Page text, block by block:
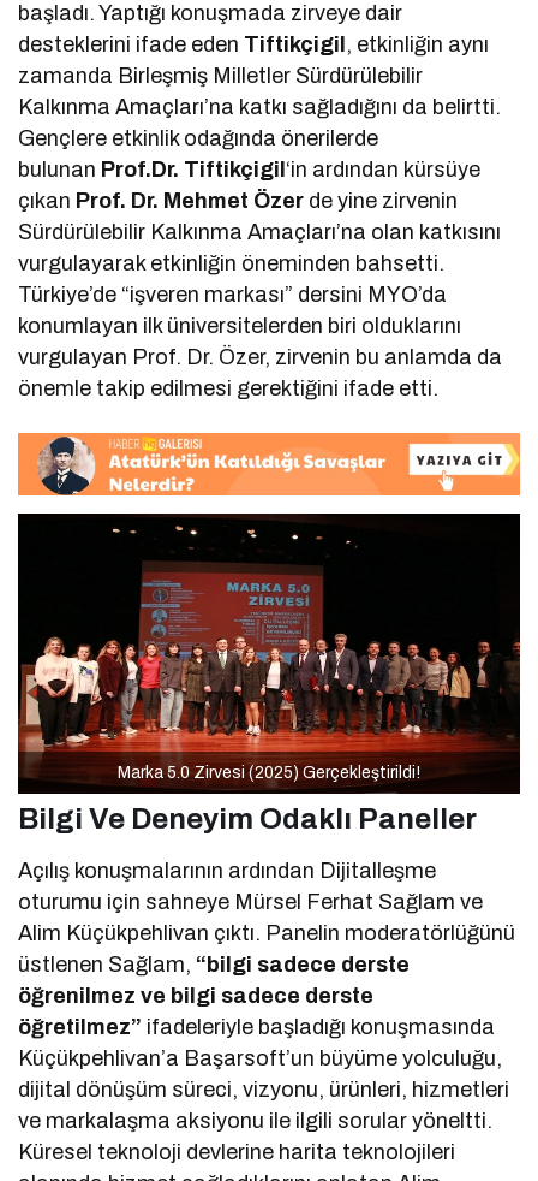
başladı. Yaptığı konuşmada zirveye dair
desteklerini ifade eden Tiftikçigil , etkinliğin aynı
zamanda Birleşmiş Milletler Sürdürülebilir
Kalkınma Amaçları’na katkı sağladığını da belirtti.
Gençlere etkinlik odağında önerilerde
bulunan Prof.Dr. Tiftikçigil ‘in ardından kürsüye
çıkan Prof. Dr. Mehmet Özer de yine zirvenin
Sürdürülebilir Kalkınma Amaçları’na olan katkısını
vurgulayarak etkinliğin öneminden bahsetti.
Türkiye’de “işveren markası” dersini MYO’da
konumlayan ilk üniversitelerden biri olduklarını
vurgulayan Prof. Dr. Özer, zirvenin bu anlamda da
önemle takip edilmesi gerektiğini ifade etti.
Marka 5.0 Zirvesi (2025) Gerçekleştirildi!
Bilgi Ve Deneyim Odaklı Paneller
Açılış konuşmalarının ardından Dijitalleşme
oturumu için sahneye Mürsel Ferhat Sağlam ve
Alim Küçükpehlivan çıktı. Panelin moderatörlüğünü
üstlenen Sağlam, “bilgi sadece derste
öğrenilmez ve bilgi sadece derste
öğretilmez” ifadeleriyle başladığı konuşmasında
Küçükpehlivan’a Başarsoft’un büyüme yolculuğu,
dijital dönüşüm süreci, vizyonu, ürünleri, hizmetleri
ve markalaşma aksiyonu ile ilgili sorular yöneltti.
Küresel teknoloji devlerine harita teknolojileri